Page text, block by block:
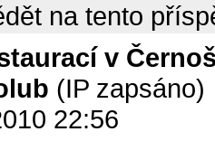
na tento
v
(IP zapsáno)
22:56